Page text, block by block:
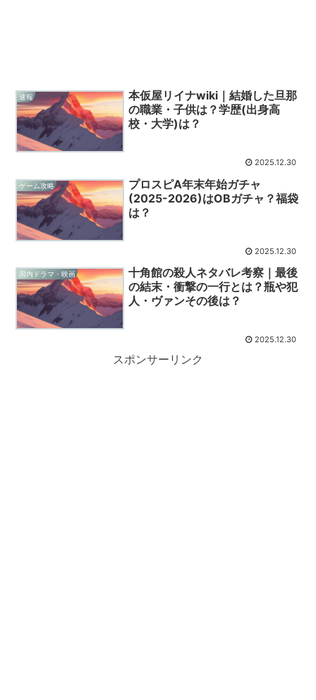
速報
本仮屋リイナwiki｜結婚した旦那
の職業・子供は？学歴(出身高
校・大学)は？
2025.12.30
ゲーム攻略
プロスピA年末年始ガチャ
(2025-2026)はOBガチャ？福袋
は？
2025.12.30
国内ドラマ・映画
十角館の殺人ネタバレ考察｜最後
の結末・衝撃の一行とは？瓶や犯
人・ヴァンその後は？
2025.12.30
スポンサーリンク